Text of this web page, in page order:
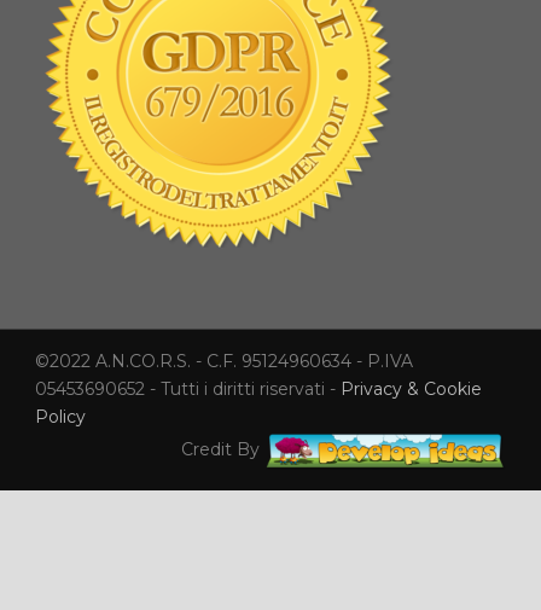
©2022 A.N.CO.R.S. - C.F. 95124960634 - P.IVA
05453690652 - Tutti i diritti riservati - Privacy & Cookie
Policy
Credit By